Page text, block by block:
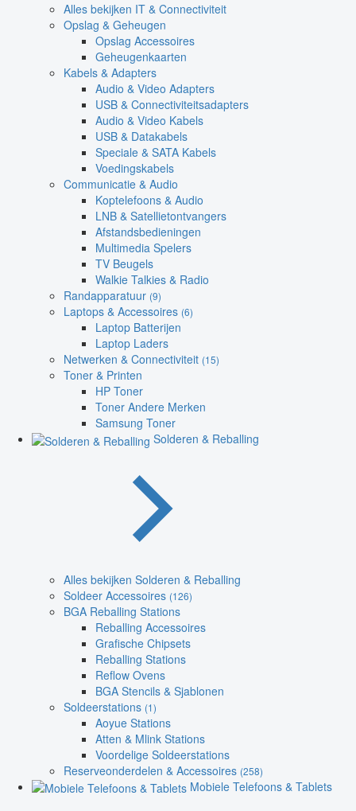
Alles bekijken IT & Connectiviteit
Opslag & Geheugen
Opslag Accessoires
Geheugenkaarten
Kabels & Adapters
Audio & Video Adapters
USB & Connectiviteitsadapters
Audio & Video Kabels
USB & Datakabels
Speciale & SATA Kabels
Voedingskabels
Communicatie & Audio
Koptelefoons & Audio
LNB & Satellietontvangers
Afstandsbedieningen
Multimedia Spelers
TV Beugels
Walkie Talkies & Radio
Randapparatuur (9)
Laptops & Accessoires (6)
Laptop Batterijen
Laptop Laders
Netwerken & Connectiviteit (15)
Toner & Printen
HP Toner
Toner Andere Merken
Samsung Toner
Solderen & Reballing
Alles bekijken Solderen & Reballing
Soldeer Accessoires (126)
BGA Reballing Stations
Reballing Accessoires
Grafische Chipsets
Reballing Stations
Reflow Ovens
BGA Stencils & Sjablonen
Soldeerstations (1)
Aoyue Stations
Atten & Mlink Stations
Voordelige Soldeerstations
Reserveonderdelen & Accessoires (258)
Mobiele Telefoons & Tablets